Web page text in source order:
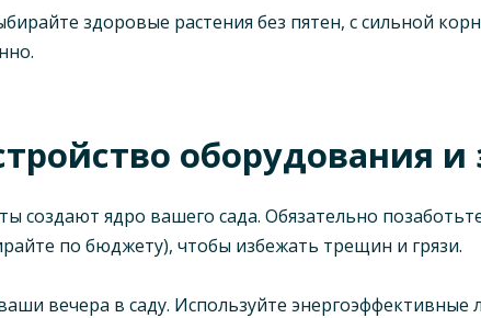
здоровые растения без пятен, с сильной
оборудования и
ядро вашего сада. Обязательно
по бюджету), чтобы избежать трещин и грязи.
вечера в саду. Используйте